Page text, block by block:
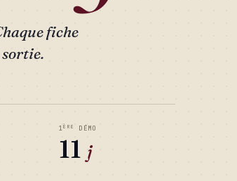
fiche
1ÈRE DÉMO
11 j